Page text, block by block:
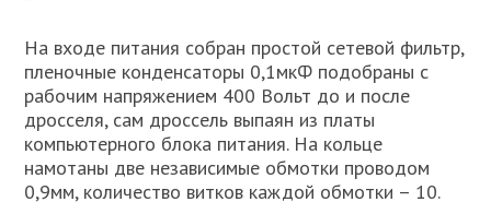
На входе питания собран простой сетевой фильтр,
пленочные конденсаторы 0,1мкФ подобраны с
рабочим напряжением 400 Вольт до и после
дросселя, сам дроссель выпаян из платы
компьютерного блока питания. На кольце
намотаны две независимые обмотки проводом
0,9мм, количество витков каждой обмотки – 10.